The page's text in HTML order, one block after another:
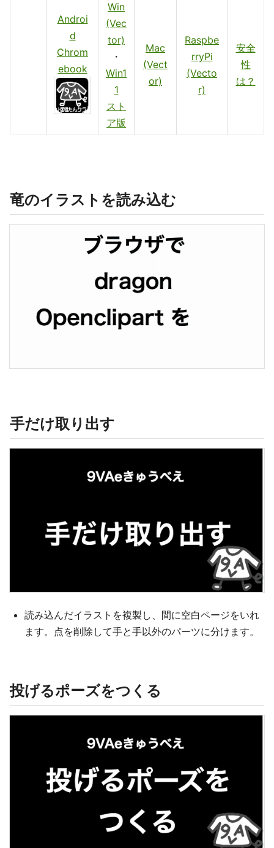
Androi
d
Chrom
ebook
Win
(Vec
tor)
・
Win1
1
スト
ア版
Mac
(Vect
or)
Raspbe
rryPi
(Vecto
r)
安全
性
は？
竜のイラストを読み込む
手だけ取り出す
読み込んだイラストを複製し、間に空白ページをいれ
ます。点を削除して手と手以外のパーツに分けます。
投げるポーズをつくる